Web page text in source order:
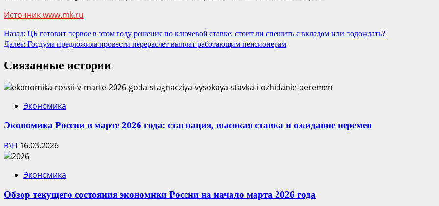
Источник www.mk.ru
Продолжить
чтение
Назад: ЦБ готовит первое в этом году решение по ключевой ставке: стоит ли спешить с вкладом или подождать?
Далее: Госдума предложила провести перерасчет выплат работающим пенсионерам
Связанные истории
Экономика
Экономика России в марте 2026 года: стагнация, высокая ставка и ожидание перемен
R\H 16.03.2026
Экономика
Обзор текущего состояния экономики России на начало марта 2026 года